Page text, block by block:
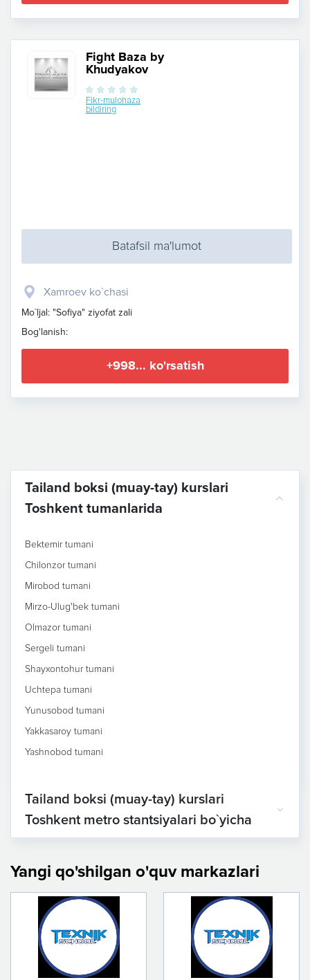
Fight Baza by
Khudyakov
Fikr-mulohaza
bildiring
Batafsil ma'lumot
Xamroev ko`chasi
Mo`ljal: "Sofiya" ziyofat zali
Bog'lanish:
+998... ko'rsatish
Tailand boksi (muay-tay) kurslari
Toshkent tumanlarida
Bektemir tumani
Chilonzor tumani
Mirobod tumani
Mirzo-Ulug'bek tumani
Olmazor tumani
Sergeli tumani
Shayxontohur tumani
Uchtepa tumani
Yunusobod tumani
Yakkasaroy tumani
Yashnobod tumani
Tailand boksi (muay-tay) kurslari
Toshkent metro stantsiyalari bo`yicha
Yangi qo'shilgan o'quv markazlari